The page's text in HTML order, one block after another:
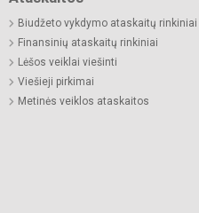
Biudžeto vykdymo ataskaitų rinkiniai
Finansinių ataskaitų rinkiniai
Lėšos veiklai viešinti
Viešieji pirkimai
Metinės veiklos ataskaitos